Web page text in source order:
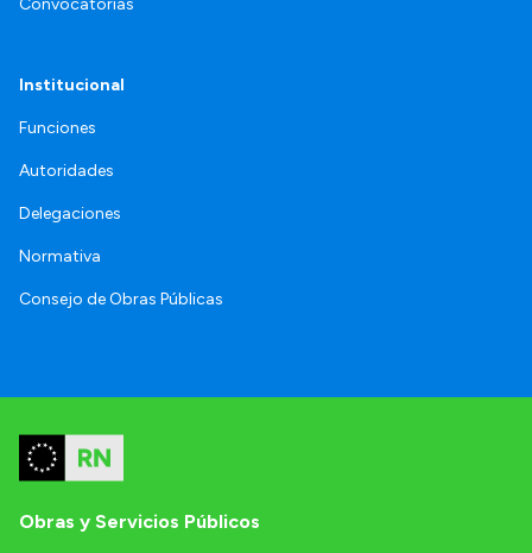
Convocatorias
Institucional
Funciones
Autoridades
Delegaciones
Normativa
Consejo de Obras Públicas
Obras y Servicios Públicos